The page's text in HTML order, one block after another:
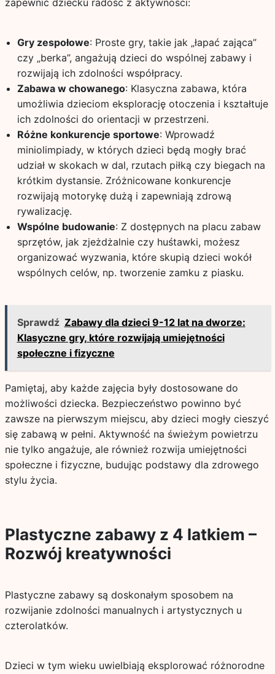
zapewnić dziecku radość z aktywności:
Gry zespołowe: Proste gry, takie jak „łapać zająca”
czy „berka”, angażują dzieci do wspólnej zabawy i
rozwijają ich zdolności współpracy.
Zabawa w chowanego: Klasyczna zabawa, która
umożliwia dzieciom eksplorację otoczenia i kształtuje
ich zdolności do orientacji w przestrzeni.
Różne konkurencje sportowe: Wprowadź
miniolimpiady, w których dzieci będą mogły brać
udział w skokach w dal, rzutach piłką czy biegach na
krótkim dystansie. Zróżnicowane konkurencje
rozwijają motorykę dużą i zapewniają zdrową
rywalizację.
Wspólne budowanie: Z dostępnych na placu zabaw
sprzętów, jak zjeżdżalnie czy huśtawki, możesz
organizować wyzwania, które skupią dzieci wokół
wspólnych celów, np. tworzenie zamku z piasku.
Sprawdź Zabawy dla dzieci 9-12 lat na dworze:
Klasyczne gry, które rozwijają umiejętności
społeczne i fizyczne
Pamiętaj, aby każde zajęcia były dostosowane do
możliwości dziecka. Bezpieczeństwo powinno być
zawsze na pierwszym miejscu, aby dzieci mogły cieszyć
się zabawą w pełni. Aktywność na świeżym powietrzu
nie tylko angażuje, ale również rozwija umiejętności
społeczne i fizyczne, budując podstawy dla zdrowego
stylu życia.
Plastyczne zabawy z 4 latkiem –
Rozwój kreatywności
Plastyczne zabawy są doskonałym sposobem na
rozwijanie zdolności manualnych i artystycznych u
czterolatków.
Dzieci w tym wieku uwielbiają eksplorować różnorodne